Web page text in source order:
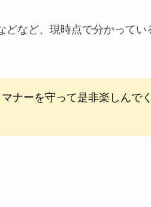
など、現時点で分かってい
ナーを守って是非楽しんで